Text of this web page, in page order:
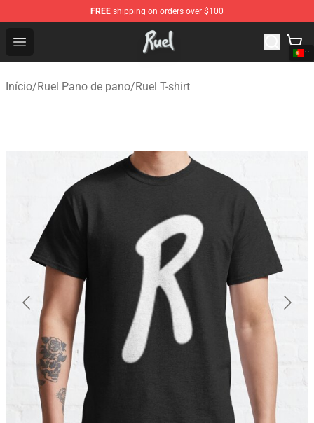
FREE shipping on orders over $100
Open menu
Ruel Store - Official Ruel Merchandise Shop
Início/Ruel Pano de pano/Ruel T-shirt